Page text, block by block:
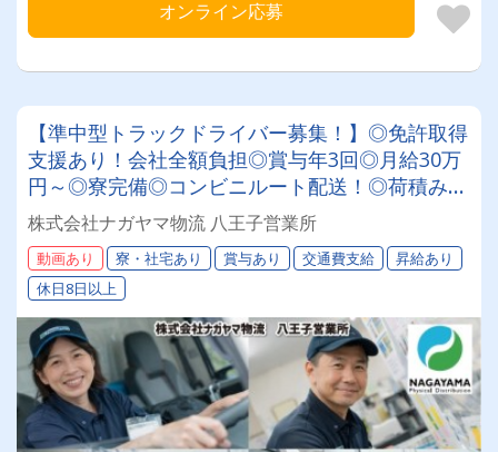
オンライン応募
【準中型トラックドライバー募集！】◎免許取得
支援あり！会社全額負担◎賞与年3回◎月給30万
円～◎寮完備◎コンビニルート配送！◎荷積み・
荷下ろし軽々！◎全車AT車★安定して働きたい
方必見★あなたらしく働ける環境です！
株式会社ナガヤマ物流 八王子営業所
動画あり 寮・社宅あり 賞与あり 交通費支給
昇給あり
休日8日以上